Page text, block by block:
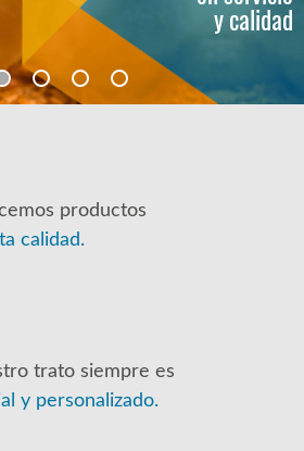
y calidad
productos
calidad.
trato siempre es
y personalizado.